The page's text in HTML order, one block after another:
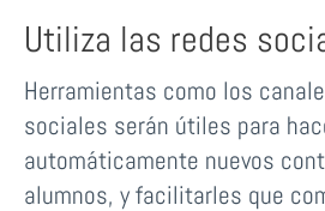
Utiliza las redes
Herramientas como los
sociales serán útiles para
automáticamente nuevos
alumnos, y facilitarles que